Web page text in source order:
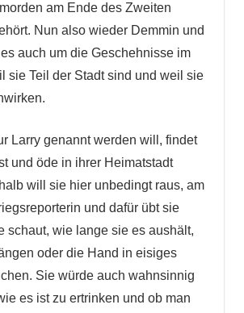
am Ende des Zweiten
Nun also wieder Demmin und
auch um die Geschehnisse im
sie Teil der Stadt sind und weil sie
Larry genannt werden will, findet
und öde in ihrer Heimatstadt
will sie hier unbedingt raus, am
und dafür übt sie
schaut, wie lange sie es aushält,
oder die Hand in eisiges
Sie würde auch wahnsinnig
es ist zu ertrinken und ob man